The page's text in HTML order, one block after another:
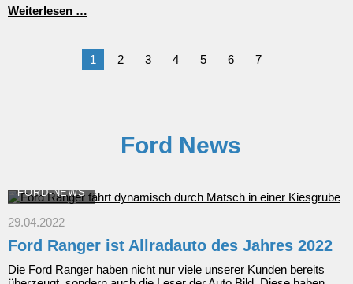
Weiterlesen …
uns
zum
1 2 3 4 5 6 7
Ford News
FORD-NEWS
29.04.2022
Ford Ranger ist Allradauto des Jahres 2022
Die Ford Ranger haben nicht nur viele unserer Kunden bereits